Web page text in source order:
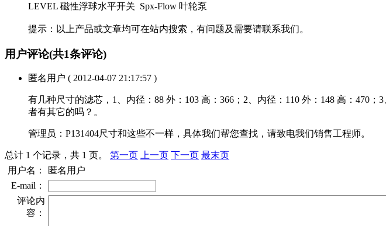
LEVEL 磁性浮球水平开关 Spx-Flow 叶轮泵
提示：以上产品或文章均可在站内搜索，有问题及需要请联系我们。
用户评论(共1条评论)
匿名用户 ( 2012-04-07 21:17:57 )
有几种尺寸的滤芯，1、内径：88 外：103 高：366；2、内径：110 外：148 高：470
者有其它的吗？。
管理员： P131404尺寸和这些不一样，具体我们帮您查找，请致电我们销售工程师。
总计 1 个记录，共 1 页。 第一页 上一页 下一页 最末页
用户名：
匿名用户
E-mail：
评论内
容：